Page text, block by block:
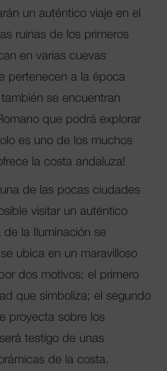
un auténtico viaje en el
ruinas de los primeros
en varias cuevas
pertenecen a la época
se encuentran
que podrá explorar
es uno de los muchos
la costa andaluza!
de las pocas ciudades
visitar un auténtico
la Iluminación se
ubica en un maravilloso
dos motivos: el primero
que simboliza; el segundo
proyecta sobre los
testigo de unas
de la costa.